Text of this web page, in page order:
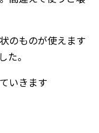
のものが使えます
。
いきます